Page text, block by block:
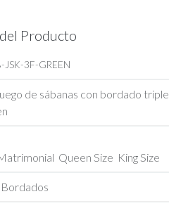
Producto
JSK-3F-GREEN
de sábanas con bordado triple
Queen Size King Size
Bordados